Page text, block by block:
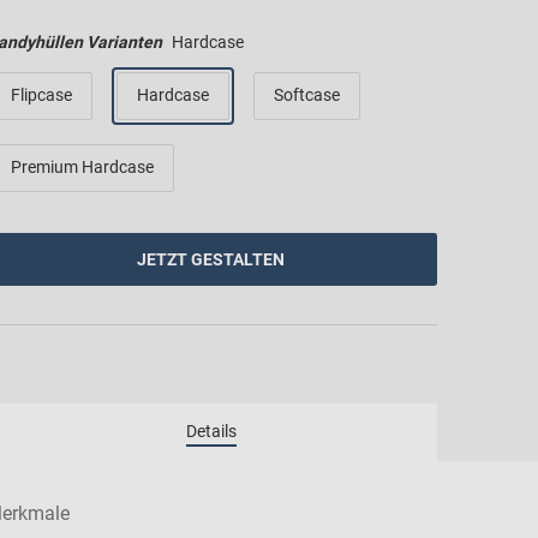
Varianten Hardcase
Flipcase Hardcase Softcase
Premium Hardcase
JETZT GESTALTEN